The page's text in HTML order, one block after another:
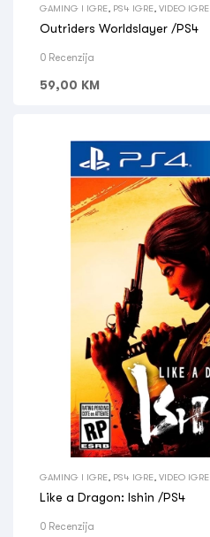
GAMING I IGRE PS4 IGRE VIDEO IGRE
Outriders Worldslayer /PS4
0 Recenzija
59,00 KM
GAMING I IGRE PS4 IGRE VIDEO IGRE
Like a Dragon: Ishin /PS4
0 Recenzija